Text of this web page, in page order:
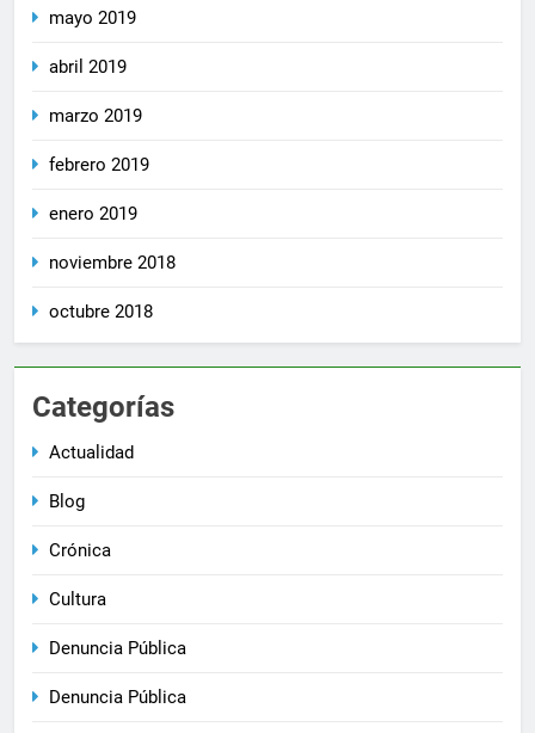
mayo 2019
abril 2019
marzo 2019
febrero 2019
enero 2019
noviembre 2018
octubre 2018
Categorías
Actualidad
Blog
Crónica
Cultura
Denuncia Pública
Denuncia Pública